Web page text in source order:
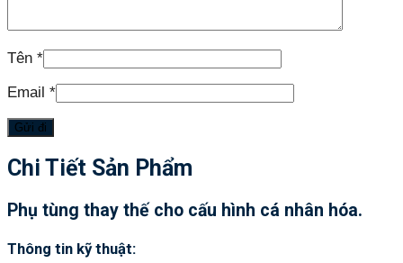
Tên *
Email *
Chi Tiết Sản Phẩm
Phụ tùng thay thế cho cấu hình cá nhân hóa.
Thông tin kỹ thuật: